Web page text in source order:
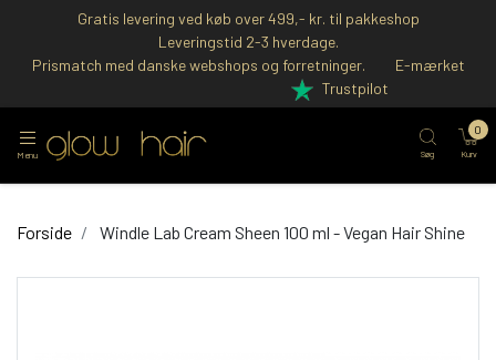
Gratis levering ved køb over 499,- kr. til pakkeshop
Leveringstid 2-3 hverdage.
Prismatch med danske webshops og forretninger.
E-mærket
Trustpilot
Menu Søg Kurv
0
Forside Windle Lab Cream Sheen 100 ml - Vegan Hair Shine